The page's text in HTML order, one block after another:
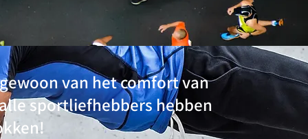
van het comfort van
sportliefhebbers hebben